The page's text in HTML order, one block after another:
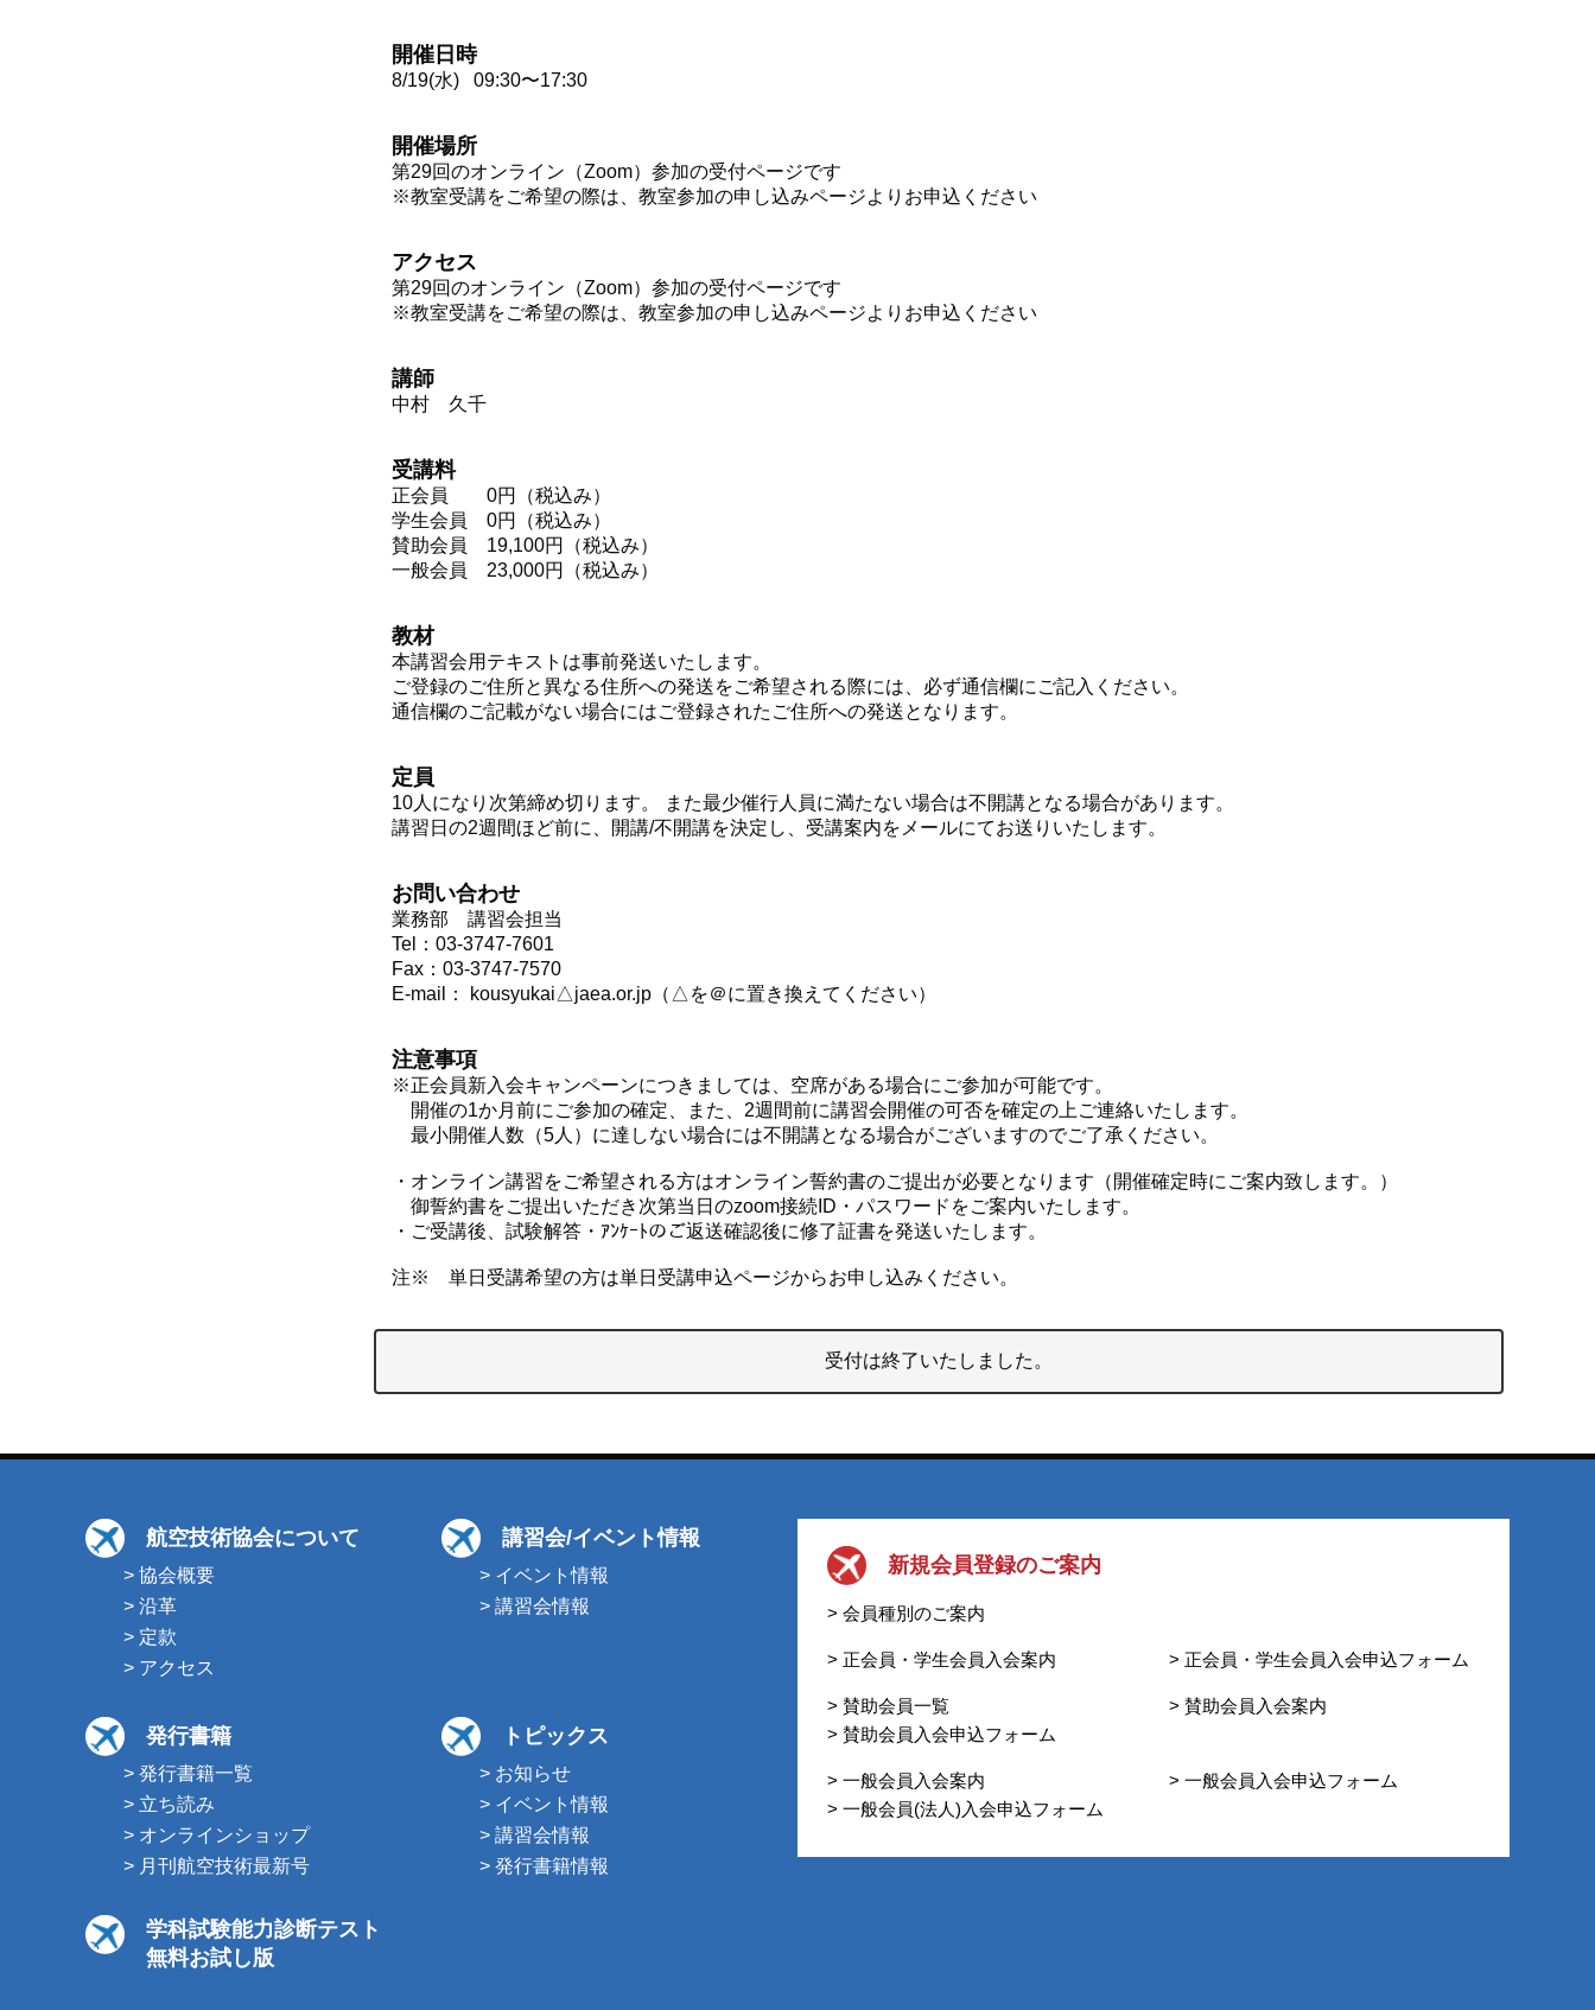
開催日時
8/19(水) 09:30〜17:30
開催場所
第29回のオンライン（Zoom）参加の受付ページです
※教室受講をご希望の際は、教室参加の申し込みページよりお申込ください
アクセス
第29回のオンライン（Zoom）参加の受付ページです
※教室受講をご希望の際は、教室参加の申し込みページよりお申込ください
講師
中村 久千
受講料
正会員 0円（税込み）
学生会員 0円（税込み）
賛助会員 19,100円（税込み）
一般会員 23,000円（税込み）
教材
本講習会用テキストは事前発送いたします。
ご登録のご住所と異なる住所への発送をご希望される際には、必ず通信欄にご記入ください。
通信欄のご記載がない場合にはご登録されたご住所への発送となります。
定員
10人になり次第締め切ります。 また最少催行人員に満たない場合は不開講となる場合があります。
講習日の2週間ほど前に、開講/不開講を決定し、受講案内をメールにてお送りいたします。
お問い合わせ
業務部 講習会担当
Tel：03-3747-7601
Fax：03-3747-7570
E-mail： kousyukai△jaea.or.jp（△を＠に置き換えてください）
注意事項
※正会員新入会キャンペーンにつきましては、空席がある場合にご参加が可能です。
開催の1か月前にご参加の確定、また、2週間前に講習会開催の可否を確定の上ご連絡いたします。
最小開催人数（5人）に達しない場合には不開講となる場合がございますのでご了承ください。
・オンライン講習をご希望される方はオンライン誓約書のご提出が必要となります（開催確定時にご案内致します。）
御誓約書をご提出いただき次第当日のzoom接続ID・パスワードをご案内いたします。
・ご受講後、試験解答・ｱﾝｹｰﾄのご返送確認後に修了証書を発送いたします。
注※ 単日受講希望の方は単日受講申込ページからお申し込みください。
受付は終了いたしました。
航空技術協会について
> 協会概要
> 沿革
> 定款
> アクセス
講習会/イベント情報
> イベント情報
> 講習会情報
発行書籍
> 発行書籍一覧
> 立ち読み
> オンラインショップ
> 月刊航空技術最新号
トピックス
> お知らせ
> イベント情報
> 講習会情報
> 発行書籍情報
学科試験能力診断テスト
無料お試し版
新規会員登録のご案内
> 会員種別のご案内
> 正会員・学生会員入会案内 > 正会員・学生会員入会申込フォーム
> 賛助会員一覧
> 賛助会員入会案内
> 賛助会員入会申込フォーム
> 一般会員入会案内
> 一般会員入会申込フォーム
> 一般会員(法人)入会申込フォーム